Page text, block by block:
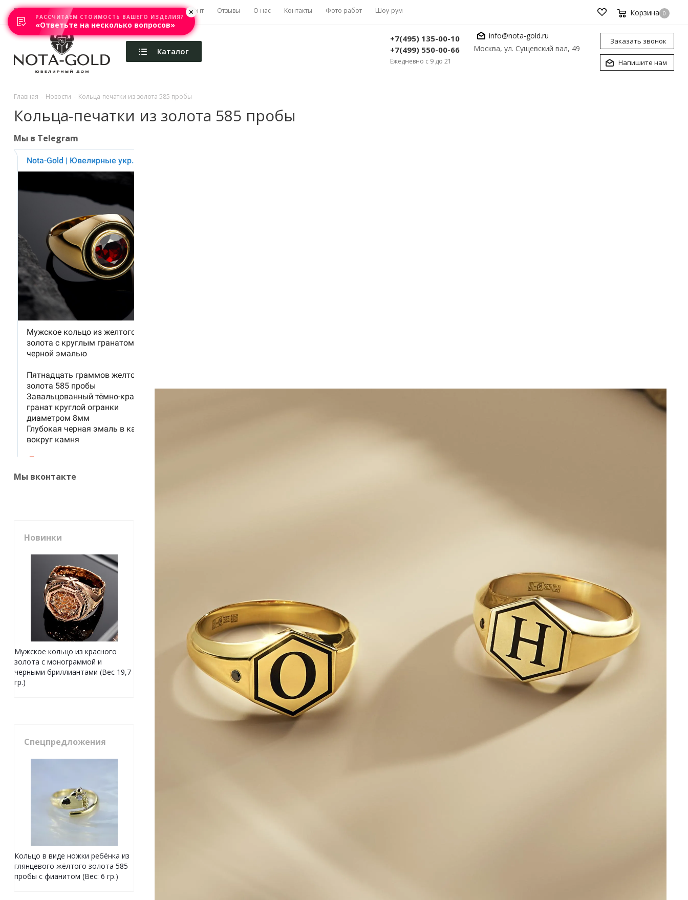
Главная Акции Каталоги Изготовление Ремонт Отзывы О нас Контакты Фото работ Шоу-рум Корзина 0
Каталог
+7(495) 135-00-10
+7(499) 550-00-66
Ежедневно с 9 до 21
info@nota-gold.ru
Москва, ул. Сущевский вал, 49
Заказать звонок
Напишите нам
Главная - Новости - Кольца-печатки из золота 585 пробы
Кольца-печатки из золота 585 пробы
Мы в Telegram
Мы вконтакте
Новинки
Мужское кольцо из красного
золота с монограммой и
черными бриллиантами (Вес 19,7
гр.)
Спецпредложения
Кольцо в виде ножки ребёнка из
глянцевого жёлтого золота 585
пробы с фианитом (Вес: 6 гр.)
РАССЧИТАЕМ СТОИМОСТЬ ВАШЕГО ИЗДЕЛИЯ?
«Ответьте на несколько вопросов»